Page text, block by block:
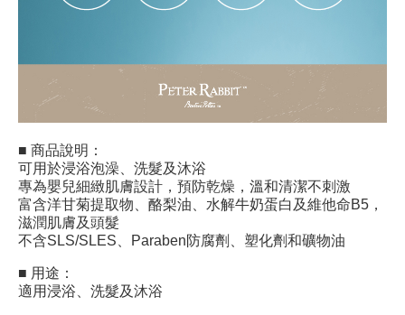
■ 商品說明：
可用於浸浴泡澡、洗髮及沐浴
專為嬰兒細緻肌膚設計，預防乾燥，溫和清潔不刺激
富含洋甘菊提取物、酪梨油、水解牛奶蛋白及維他命B5，
滋潤肌膚及頭髮
不含SLS/SLES、Paraben防腐劑、塑化劑和礦物油
■ 用途：
適用浸浴、洗髮及沐浴